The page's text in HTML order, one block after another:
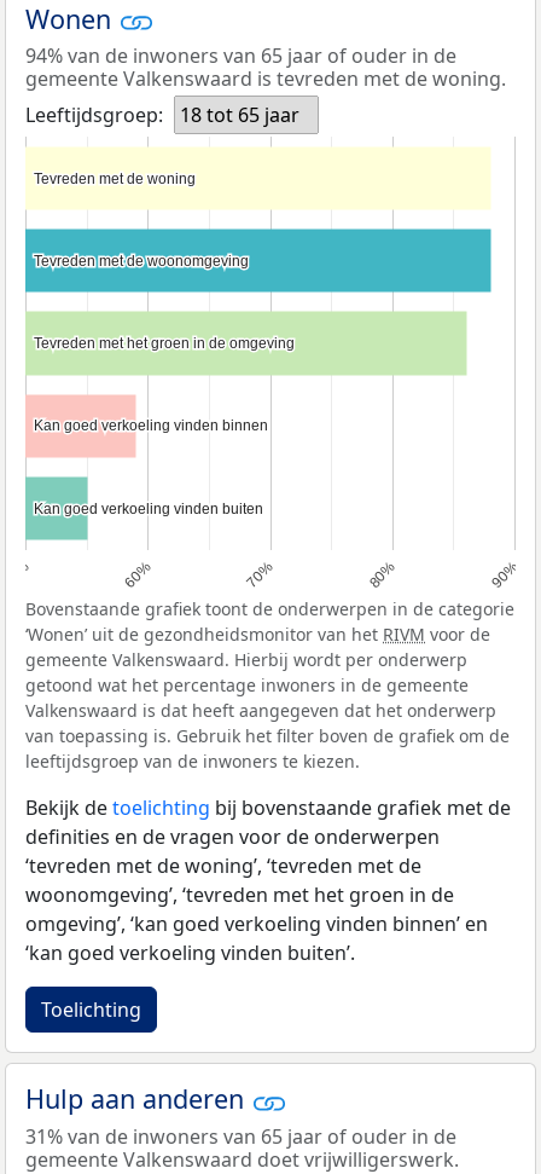
Wonen
94% van de inwoners van 65 jaar of ouder in de
gemeente Valkenswaard is tevreden met de woning.
Leeftijdsgroep:
18 tot 65 jaar
50% 60% 70% 80% 90%
Tevreden met de woning
Tevreden met de woning
Tevreden met de woonomgeving
Tevreden met de woonomgeving
Tevreden met het groen in de omgeving
Tevreden met het groen in de omgeving
Kan goed verkoeling vinden binnen
Kan goed verkoeling vinden binnen
Kan goed verkoeling vinden buiten
Kan goed verkoeling vinden buiten
Bovenstaande grafiek toont de onderwerpen in de categorie
‘Wonen’ uit de gezondheidsmonitor van het RIVM voor de
gemeente Valkenswaard. Hierbij wordt per onderwerp
getoond wat het percentage inwoners in de gemeente
Valkenswaard is dat heeft aangegeven dat het onderwerp
van toepassing is. Gebruik het filter boven de grafiek om de
leeftijdsgroep van de inwoners te kiezen.
Bekijk detoelichting bij bovenstaande grafiek met de
definities en de vragen voor de onderwerpen
‘tevreden met de woning’, ‘tevreden met de
woonomgeving’, ‘tevreden met het groen in de
omgeving’, ‘kan goed verkoeling vinden binnen’ en
‘kan goed verkoeling vinden buiten’.
Toelichting
Hulp aan anderen
31% van de inwoners van 65 jaar of ouder in de
gemeente Valkenswaard doet vrijwilligerswerk.